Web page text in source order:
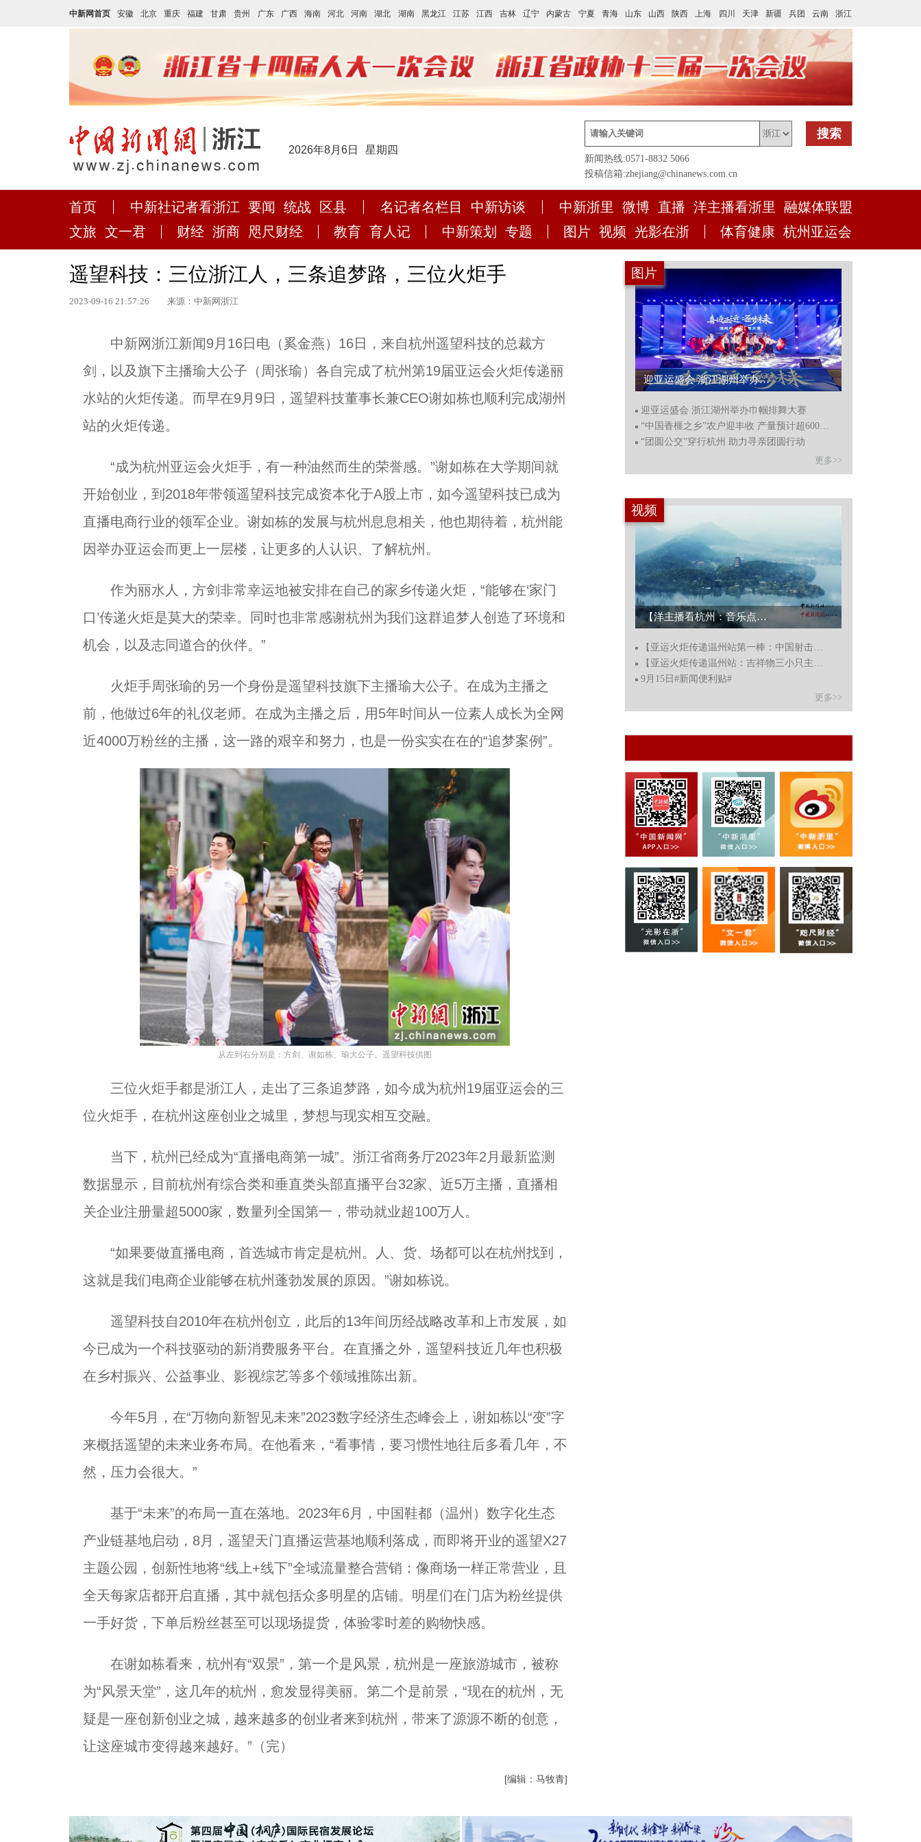
中新网首页 安徽 北京 重庆 福建 甘肃 贵州 广东 广西 海南 河北 河南 湖北 湖南 黑龙江 江苏 江西 吉林 辽宁 内蒙古 宁夏 青海 山东 山西 陕西 上海 四川 天津 新疆 兵团 云南 浙江
2026年8月6日 星期四
搜索
新闻热线:0571-8832 5066
投稿信箱:zhejiang@chinanews.com.cn
首页 中新社记者看浙江 要闻 统战 区县 名记者名栏目 中新访谈 中新浙里 微博 直播 洋主播看浙里
融媒体联盟
文旅 文一君 财经 浙商 咫尺财经 教育 育人记 中新策划 专题 图片 视频 光影在浙 体育健康 杭州亚运会
遥望科技：三位浙江人，三条追梦路，三位火炬手
2023-09-16 21:57:26 来源：中新网浙江
中新网浙江新闻9月16日电（奚金燕）16日，来自杭州遥望科技的总裁方
剑，以及旗下主播瑜大公子（周张瑜）各自完成了杭州第19届亚运会火炬传递丽
水站的火炬传递。而早在9月9日，遥望科技董事长兼CEO谢如栋也顺利完成湖州
站的火炬传递。
“成为杭州亚运会火炬手，有一种油然而生的荣誉感。”谢如栋在大学期间就
开始创业，到2018年带领遥望科技完成资本化于A股上市，如今遥望科技已成为
直播电商行业的领军企业。谢如栋的发展与杭州息息相关，他也期待着，杭州能
因举办亚运会而更上一层楼，让更多的人认识、了解杭州。
作为丽水人，方剑非常幸运地被安排在自己的家乡传递火炬，“能够在‘家门
口’传递火炬是莫大的荣幸。同时也非常感谢杭州为我们这群追梦人创造了环境和
机会，以及志同道合的伙伴。”
火炬手周张瑜的另一个身份是遥望科技旗下主播瑜大公子。在成为主播之
前，他做过6年的礼仪老师。在成为主播之后，用5年时间从一位素人成长为全网
近4000万粉丝的主播，这一路的艰辛和努力，也是一份实实在在的“追梦案例”。
从左到右分别是：方剑、谢如栋、瑜大公子。遥望科技供图
三位火炬手都是浙江人，走出了三条追梦路，如今成为杭州19届亚运会的三
位火炬手，在杭州这座创业之城里，梦想与现实相互交融。
当下，杭州已经成为“直播电商第一城”。浙江省商务厅2023年2月最新监测
数据显示，目前杭州有综合类和垂直类头部直播平台32家、近5万主播，直播相
关企业注册量超5000家，数量列全国第一，带动就业超100万人。
“如果要做直播电商，首选城市肯定是杭州。人、货、场都可以在杭州找到，
这就是我们电商企业能够在杭州蓬勃发展的原因。”谢如栋说。
遥望科技自2010年在杭州创立，此后的13年间历经战略改革和上市发展，如
今已成为一个科技驱动的新消费服务平台。在直播之外，遥望科技近几年也积极
在乡村振兴、公益事业、影视综艺等多个领域推陈出新。
今年5月，在“万物向新智见未来”2023数字经济生态峰会上，谢如栋以“变”字
来概括遥望的未来业务布局。在他看来，“看事情，要习惯性地往后多看几年，不
然，压力会很大。”
基于“未来”的布局一直在落地。2023年6月，中国鞋都（温州）数字化生态
产业链基地启动，8月，遥望天门直播运营基地顺利落成，而即将开业的遥望X27
主题公园，创新性地将“线上+线下”全域流量整合营销：像商场一样正常营业，且
全天每家店都开启直播，其中就包括众多明星的店铺。明星们在门店为粉丝提供
一手好货，下单后粉丝甚至可以现场提货，体验零时差的购物快感。
在谢如栋看来，杭州有“双景”，第一个是风景，杭州是一座旅游城市，被称
为“风景天堂”，这几年的杭州，愈发显得美丽。第二个是前景，“现在的杭州，无
疑是一座创新创业之城，越来越多的创业者来到杭州，带来了源源不断的创意，
让这座城市变得越来越好。”（完）
[编辑：马牧青]
图片
迎亚运盛会 浙江湖州举办巾帼排舞大赛...
迎亚运盛会 浙江湖州举办巾帼排舞大赛
“中国香榧之乡”农户迎丰收 产量预计超6000吨
“团圆公交”穿行杭州 助力寻亲团圆行动
更多>>
视频
【洋主播看杭州：音乐点亮夜生活，文化惠民迎亚运！】...
【亚运火炬传递温州站第一棒：中国射击项目“大满贯”运
【亚运火炬传递温州站：吉祥物三小只主设计师接过第三棒
9月15日#新闻便利贴#
更多>>